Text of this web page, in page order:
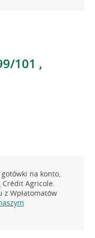
101 ,
na konto,
Crédit Agricole.
z Wpłatomatów